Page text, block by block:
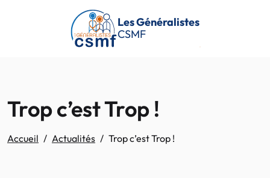
Passer au contenu principal
Les Généralistes
CSMF
Trop c’est Trop !
Accueil Actualités Trop c’est Trop !